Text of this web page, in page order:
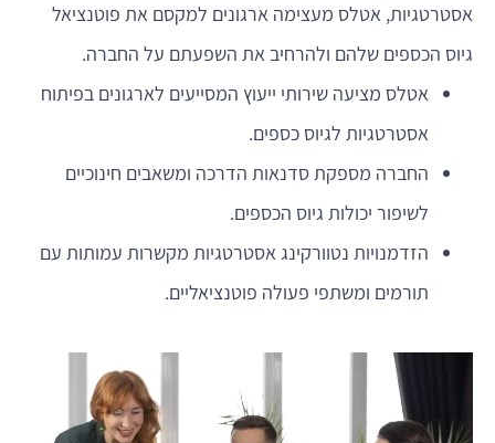
אסטרטגיות, אטלס מעצימה ארגונים למקסם את פוטנציאל
גיוס הכספים שלהם ולהרחיב את השפעתם על החברה.
אטלס מציעה שירותי ייעוץ המסייעים לארגונים בפיתוח
אסטרטגיות לגיוס כספים.
החברה מספקת סדנאות הדרכה ומשאבים חינוכיים
לשיפור יכולות גיוס הכספים.
הזדמנויות נטוורקינג אסטרטגיות מקשרות עמותות עם
תורמים ומשתפי פעולה פוטנציאליים.